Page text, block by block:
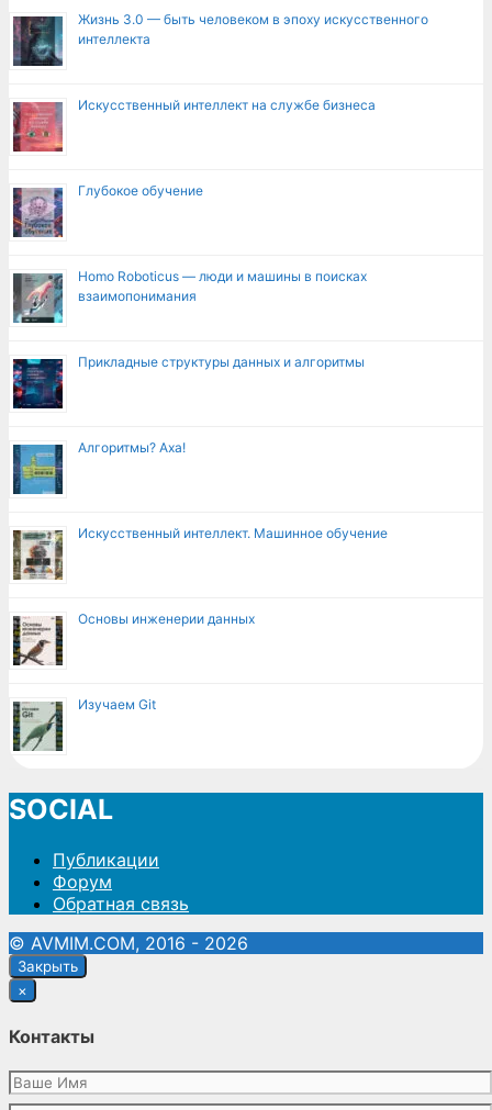
Жизнь 3.0 — быть человеком в эпоху искусственного
интеллекта
Искусственный интеллект на службе бизнеса
Глубокое обучение
Homo Roboticus — люди и машины в поисках
взаимопонимания
Прикладные структуры данных и алгоритмы
Алгоритмы? Аха!
Искусственный интеллект. Машинное обучение
Основы инженерии данных
Изучаем Git
SOCIAL
Публикации
Форум
Обратная связь
© AVMIM.COM, 2016 - 2026
Закрыть
×
Контакты